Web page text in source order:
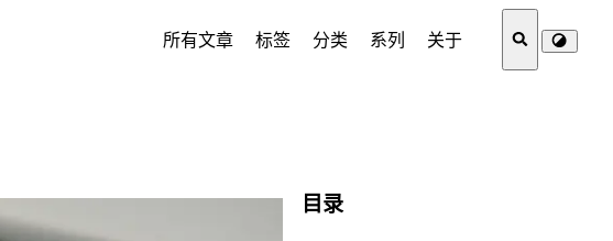
所有文章 标签 分类 系列 关于
目录